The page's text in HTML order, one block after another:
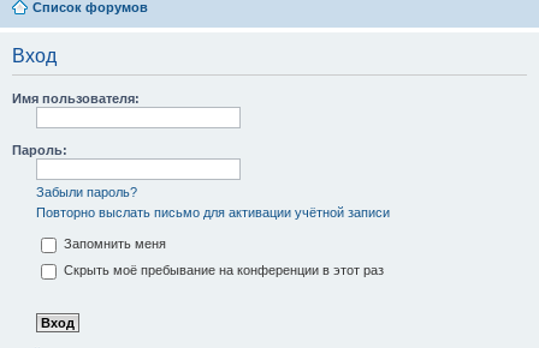
Список форумов
Вход
Имя пользователя:
Пароль:
Забыли пароль?
Повторно выслать письмо для активации учётной записи
Запомнить меня
Скрыть моё пребывание на конференции в этот раз